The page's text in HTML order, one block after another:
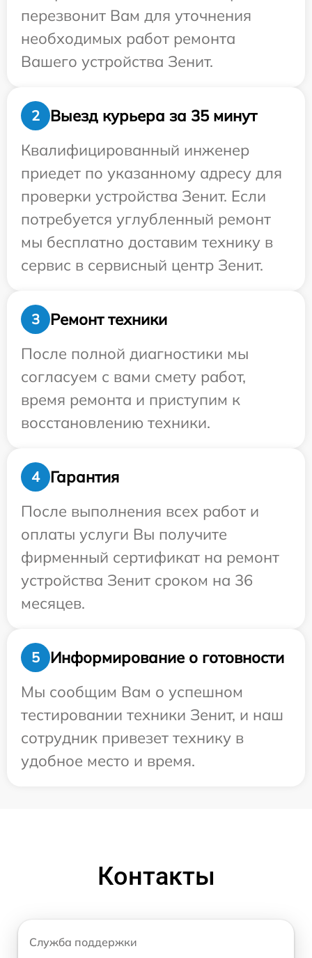
перезвонит Вам для уточнения
необходимых работ ремонта
Вашего устройства Зенит.
2
Выезд курьера за 35 минут
Квалифицированный инженер
приедет по указанному адресу для
проверки устройства Зенит. Если
потребуется углубленный ремонт
мы бесплатно доставим технику в
сервис в сервисный центр Зенит.
3
Ремонт техники
После полной диагностики мы
согласуем с вами смету работ,
время ремонта и приступим к
восстановлению техники.
4
Гарантия
После выполнения всех работ и
оплаты услуги Вы получите
фирменный сертификат на ремонт
устройства Зенит сроком на 36
месяцев.
5
Информирование о готовности
Мы сообщим Вам о успешном
тестировании техники Зенит, и наш
сотрудник привезет технику в
удобное место и время.
Контакты
Служба поддержки